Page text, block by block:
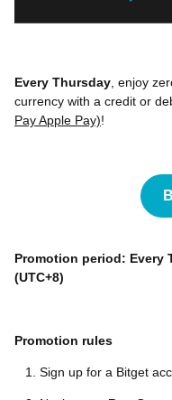
Every Thursday , enjoy
currency with a credit or
Pay Apple Pay)!
Promotion period: Every
(UTC+8)
Promotion rules
Sign up for a Bitget